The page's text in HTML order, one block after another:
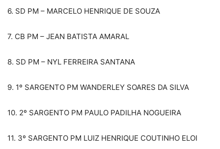
6. SD PM – MARCELO HENRIQUE DE SOUZA
7. CB PM – JEAN BATISTA AMARAL
8. SD PM – NYL FERREIRA SANTANA
9. 1º SARGENTO PM WANDERLEY SOARES DA SILVA
10. 2º SARGENTO PM PAULO PADILHA NOGUEIRA
11. 3º SARGENTO PM LUIZ HENRIQUE COUTINHO ELOI